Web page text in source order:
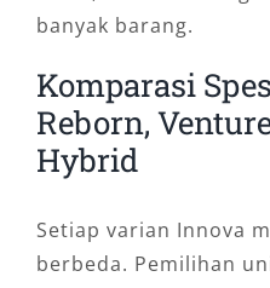
banyak barang.
Komparasi
Reborn,
Hybrid
Setiap varian Innova
berbeda. Pemilihan